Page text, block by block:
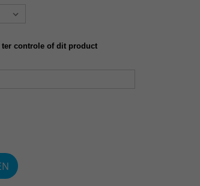
controle of dit product